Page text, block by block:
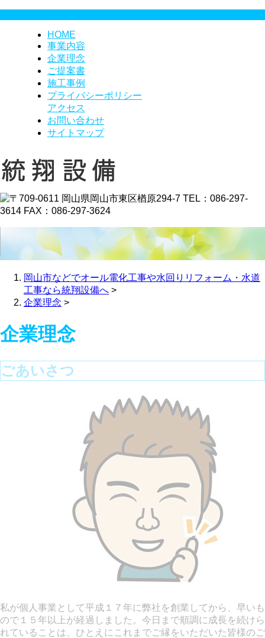
HOME
事業内容
企業理念
ご提案書
施工事例
プライバシーポリシー
アクセス
お問い合わせ
サイトマップ
岡山市などでオール電化工事や水回りリフォーム・水道
工事なら統翔設備へ >
企業理念 >
企業理念
ごあいさつ
私が個人事業として平成１７年に弊社を創業してから、早いも
ので１５年以上が経過しました。今日まで順調に成長を続けら
れていることは、ひとえにこれまでご縁をいただいた皆様のご